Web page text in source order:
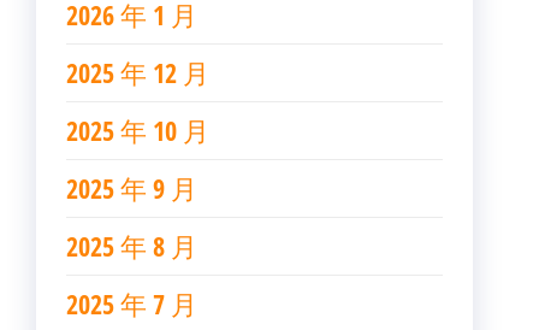
2026 年 1 月
2025 年 12 月
2025 年 10 月
2025 年 9 月
2025 年 8 月
2025 年 7 月